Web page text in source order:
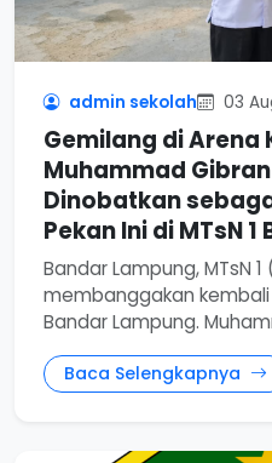
admin sekolah 03
Gemilang di Arena
Muhammad
Dinobatkan
Pekan Ini di MTsN
Bandar Lampung, MTsN
membanggakan kembali
Bandar Lampung.
Baca Selengkapnya